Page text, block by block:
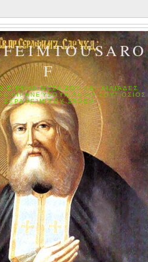
F
ΕΙΡΉΝΗ ΜΈΣΑ ΣΟΥ ΚΑΙ ΧΙΛΙΆΔΕΣ
ΕΙΡΗΝΕΎΣΟΥΝ ΔΙΠΛΑ ΣΟΥ" ΟΣΙΟΣ
ΣΕΡΑΦΕΊΜ ΤΟΥ ΣΆΡΩΦ